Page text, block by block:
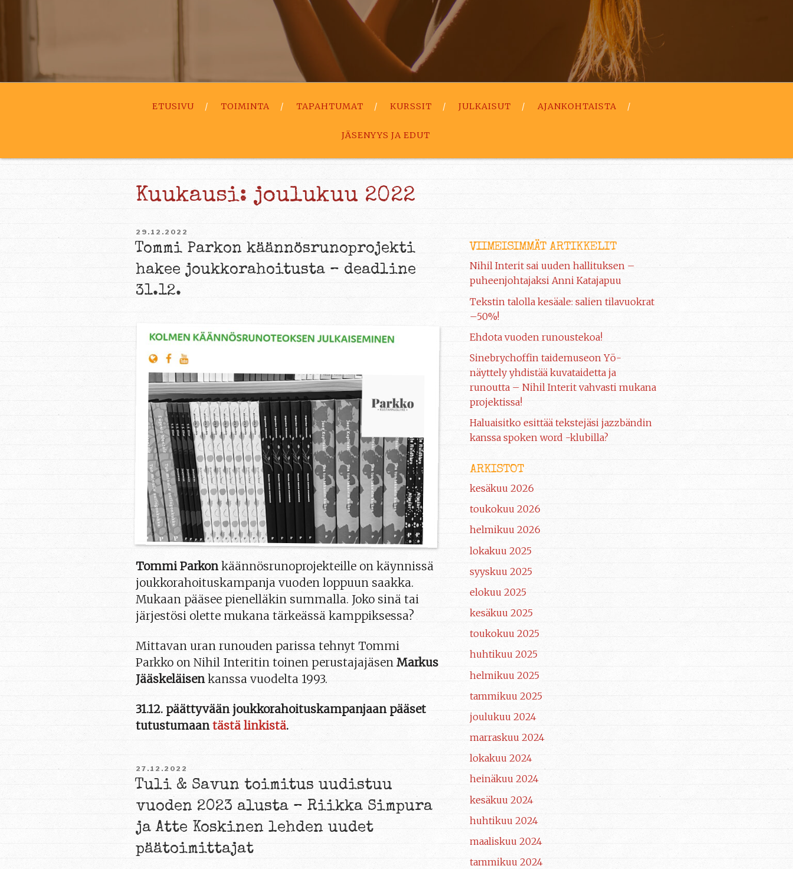
ETUSIVU TOIMINTA TAPAHTUMAT KURSSIT JULKAISUT AJANKOHTAISTA
JÄSENYYS JA EDUT
Kuukausi: joulukuu 2022
JULKAISTU
29.12.2022
Tommi Parkon käännösrunoprojekti
hakee joukkorahoitusta – deadline
31.12.
Tommi Parkonkäännösrunoprojekteille on käynnissä
joukkorahoituskampanja vuoden loppuun saakka.
Mukaan pääsee pienelläkin summalla. Joko sinä tai
järjestösi olette mukana tärkeässä kamppiksessa?
Mittavan uran runouden parissa tehnyt Tommi
Parkko on Nihil Interitin toinen perustajajäsen Markus
Jääskeläisenkanssa vuodelta 1993.
31.12. päättyvään joukkorahoituskampanjaan pääset
tutustumaantästä linkistä.
JULKAISTU
27.12.2022
Tuli & Savun toimitus uudistuu
vuoden 2023 alusta – Riikka Simpura
ja Atte Koskinen lehden uudet
päätoimittajat
VIIMEISIMMÄT ARTIKKELIT
Nihil Interit sai uuden hallituksen –
puheenjohtajaksi Anni Katajapuu
Tekstin talolla kesäale: salien tilavuokrat
–50%!
Ehdota vuoden runoustekoa!
Sinebrychoffin taidemuseon Yö-
näyttely yhdistää kuvataidetta ja
runoutta – Nihil Interit vahvasti mukana
projektissa!
Haluaisitko esittää tekstejäsi jazzbändin
kanssa spoken word -klubilla?
ARKISTOT
kesäkuu 2026
toukokuu 2026
helmikuu 2026
lokakuu 2025
syyskuu 2025
elokuu 2025
kesäkuu 2025
toukokuu 2025
huhtikuu 2025
helmikuu 2025
tammikuu 2025
joulukuu 2024
marraskuu 2024
lokakuu 2024
heinäkuu 2024
kesäkuu 2024
huhtikuu 2024
maaliskuu 2024
tammikuu 2024